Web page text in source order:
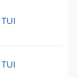
TUI
TUI